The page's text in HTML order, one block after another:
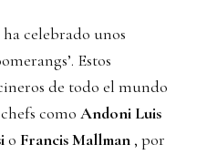
celebrado unos
Estos
de todo el mundo
como Andoni Luis
o Francis Mallman , por